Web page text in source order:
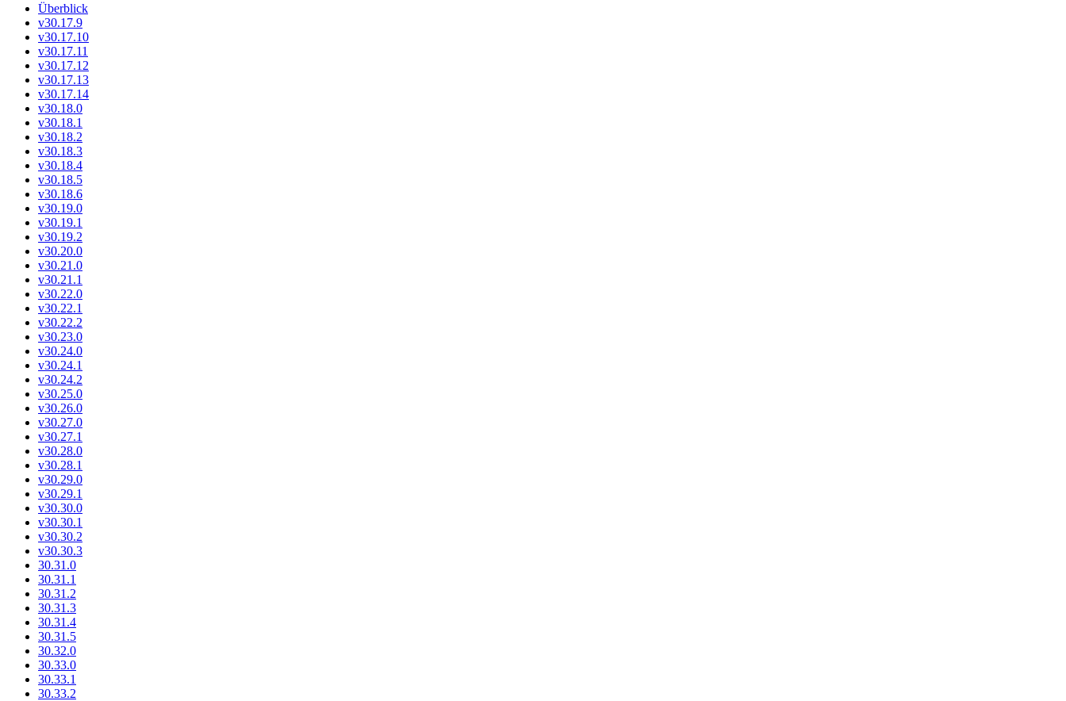
Überblick
v30.17.9
v30.17.10
v30.17.11
v30.17.12
v30.17.13
v30.17.14
v30.18.0
v30.18.1
v30.18.2
v30.18.3
v30.18.4
v30.18.5
v30.18.6
v30.19.0
v30.19.1
v30.19.2
v30.20.0
v30.21.0
v30.21.1
v30.22.0
v30.22.1
v30.22.2
v30.23.0
v30.24.0
v30.24.1
v30.24.2
v30.25.0
v30.26.0
v30.27.0
v30.27.1
v30.28.0
v30.28.1
v30.29.0
v30.29.1
v30.30.0
v30.30.1
v30.30.2
v30.30.3
30.31.0
30.31.1
30.31.2
30.31.3
30.31.4
30.31.5
30.32.0
30.33.0
30.33.1
30.33.2